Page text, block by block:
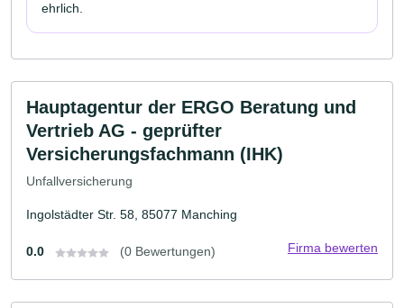
ehrlich.
Hauptagentur der ERGO Beratung und
Vertrieb AG - geprüfter
Versicherungsfachmann (IHK)
Unfallversicherung
Ingolstädter Str. 58, 85077 Manching
0.0 (0 Bewertungen) Firma bewerten